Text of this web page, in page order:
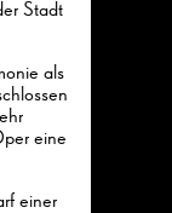
Stadt
als
eine
einer